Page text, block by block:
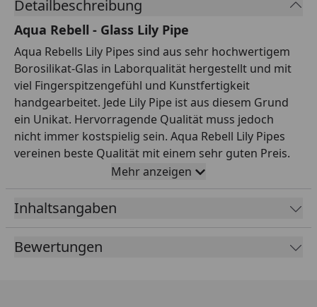
Detailbeschreibung
Aqua Rebell - Glass Lily Pipe
Aqua Rebells Lily Pipes sind aus sehr hochwertigem
Borosilikat-Glas in Laborqualität hergestellt und mit
viel Fingerspitzengefühl und Kunstfertigkeit
handgearbeitet. Jede Lily Pipe ist aus diesem Grund
ein Unikat. Hervorragende Qualität muss jedoch
nicht immer kostspielig sein. Aqua Rebell Lily Pipes
vereinen beste Qualität mit einem sehr guten Preis.
Lily Pipes sind so konzipiert, dass sie das gereinigte
Wasser des Außenfilters zurück in das Aquarium
befördern. Wasser in Kombination mit einer Glas Lily
Pipe ist nahezu unsichtbar und lenkt die Blicke vom
des Aquariums. Das Aquascape kann hierdurch seine
Mehr anzeigen
Inhaltsangaben
Bewertungen